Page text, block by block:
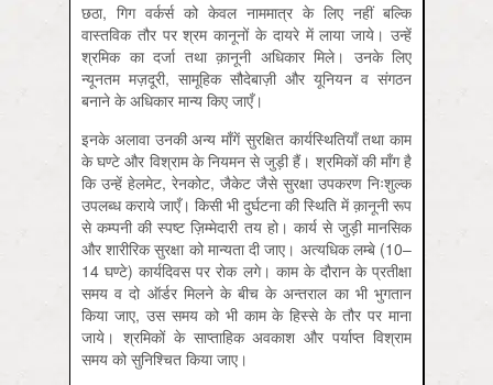
छठा, गिग वर्कर्स को केवल नाममात्र के लिए नहीं बल्कि
वास्तविक तौर पर श्रम कानूनों के दायरे में लाया जाये। उन्हें
श्रमिक का दर्जा तथा क़ानूनी अधिकार मिले। उनके लिए
न्यूनतम मज़दूरी, सामूहिक सौदेबाज़ी और यूनियन व संगठन
बनाने के अधिकार मान्य किए जाएँ।
इनके अलावा उनकी अन्य माँगें सुरक्षित कार्यस्थितियाँ तथा काम
के घण्टे और विश्राम के नियमन से जुड़ी हैं। श्रमिकों की माँग है
कि उन्हें हेलमेट, रेनकोट, जैकेट जैसे सुरक्षा उपकरण निःशुल्क
उपलब्ध कराये जाएँ। किसी भी दुर्घटना की स्थिति में क़ानूनी रूप
से कम्पनी की स्पष्ट ज़िम्मेदारी तय हो। कार्य से जुड़ी मानसिक
और शारीरिक सुरक्षा को मान्यता दी जाए। अत्यधिक लम्बे (10–
14 घण्टे) कार्यदिवस पर रोक लगे। काम के दौरान के प्रतीक्षा
समय व दो ऑर्डर मिलने के बीच के अन्तराल का भी भुगतान
किया जाए, उस समय को भी काम के हिस्से के तौर पर माना
जाये। श्रमिकों के साप्ताहिक अवकाश और पर्याप्त विश्राम
समय को सुनिश्चित किया जाए।